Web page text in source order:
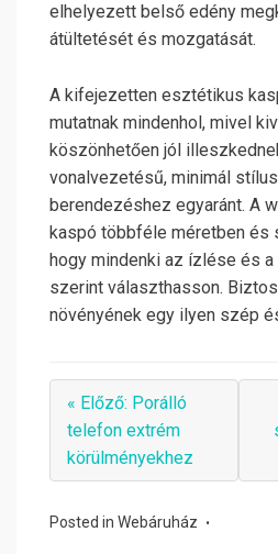
elhelyezett belső edény
átültetését és mozgatását.
A kifejezetten esztétikus
mutatnak mindenhol, mivel
köszönhetően jól
vonalvezetésű, minimál
berendezéshez egyaránt. A
kaspó többféle méretben és
hogy mindenki az ízlése és
szerint választhasson.
növényének egy ilyen szép
« Előző: Porálló
telefon extrém
körülményekhez
Posted in Webáruház